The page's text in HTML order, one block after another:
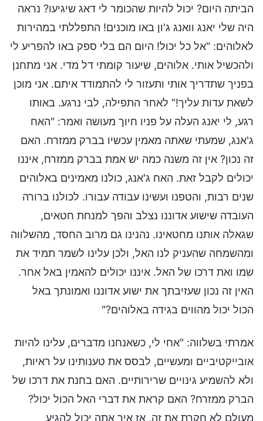
הביתה היום? יכול להיות שהכומר לי דאג שיגיעו? נראה
היה שלי יאנג וואנג ג'ון באו מוכנים! התפללתי במהירות
לאלוהים: "אל כל יכול! היום הם בלי ספק באו להפריע לי
ולהכשיל אותי. אלוהים, שיעור קומתי דל מדי. אני מתחנן
בפניך שתדריך אותי ותעזור לי להתמודד איתם. אני מוכן
לשאת עדות עליך!" לאחר התפילה, לבי נרגע. באותו
רגע, לי יאנג העלה על פניו חיוך מעושה ואמר: "האח
ג'אנג, שמעתי שאתה מאמין עכשיו בברק ממזרח. האם
זה נכון? אין זה משנה כמה יש אמת בברק ממזרח, איננו
יכולים לקבל זאת. האח ג'אנג, כולנו מאמינים באלוהים
שנים רבות, והטפנו ועשינו עבודה עבורו. לכולנו ברורה
העובדה שישוע אדוננו נצלב והפך למנחת חטאים,
שגאלה אותנו מחטאינו. נהנינו גם מרוב החסד, מהשלווה
ומהשמחה שהעניק לנו האל, ולכן עלינו לשמר תמיד את
שמו ואת דרכו של האל. איננו יכולים להאמין באל אחר.
האין זה נכון שעזיבתך את ישוע אדוננו ואמונתך באל
הכול יכול מהווים בגידה באלוהים?"
אמרתי בשלווה: "אחי לי, כשאנחנו מדברים, עלינו להיות
אובייקטיביים ומעשיים, לבסס את טענותינו על ראיות,
ולא להשמיע גינויים שרירותיים. האם בחנת את דרכו של
הברק ממזרח? האם קראת את דברי האל הכול יכול?
מעולם לא חקרת את זה, אז איך אתה יכול להגיע